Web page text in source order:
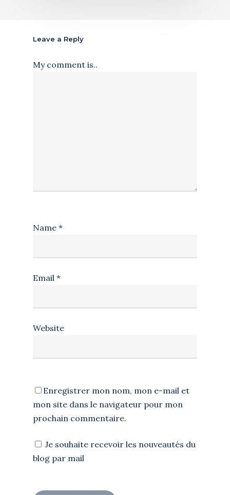
Leave a Reply
My comment is..
Name *
Email *
Website
Enregistrer mon nom, mon e-mail et
mon site dans le navigateur pour mon
prochain commentaire.
Je souhaite recevoir les nouveautés du
blog par mail